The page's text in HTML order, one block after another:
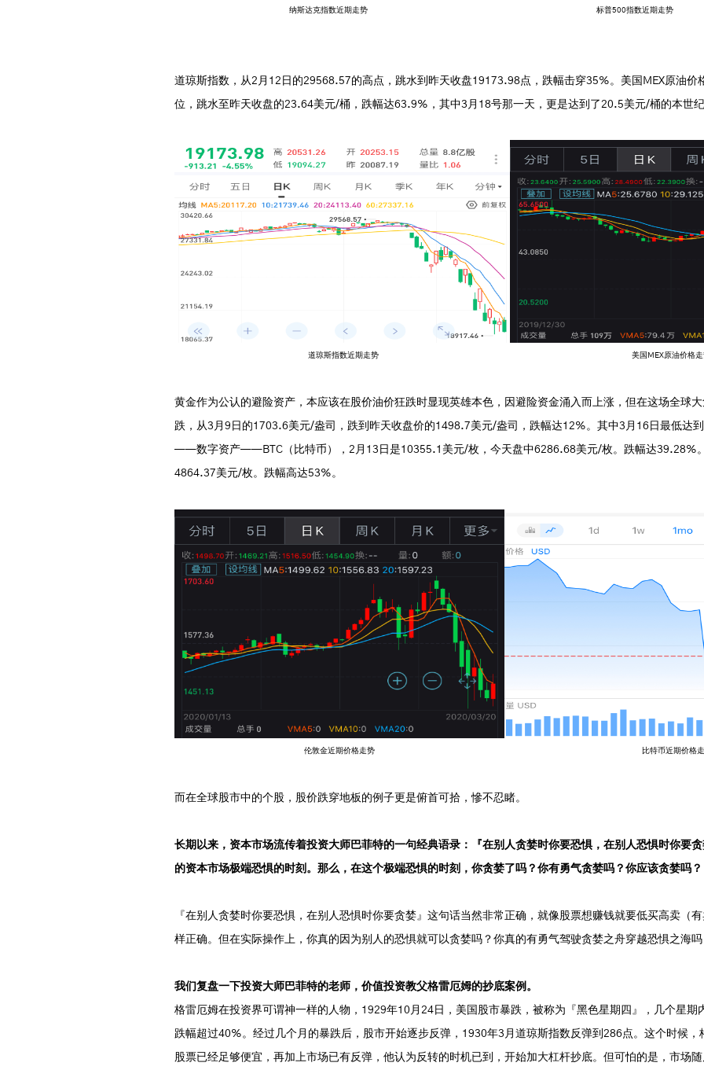
纳斯达克指数近期走势 标普500指数近期走势
道琼斯指数，从2月12日的29568.57的高点，跳水到昨天收盘19173.98点，跌幅击穿35%。美国MEX原油
位，跳水至昨天收盘的23.64美元/桶，跌幅达63.9%，其中3月18号那一天，更是达到了20.5美元/桶的本世
道琼斯指数近期走势 美国MEX原油价格走
黄金作为公认的避险资产，本应该在股价油价狂跌时显现英雄本色，因避险资金涌入而上涨，但在这场全球
跌，从3月9日的1703.6美元/盎司，跌到昨天收盘价的1498.7美元/盎司，跌幅达12%。其中3月16日最低达
——数字资产——BTC（比特币），2月13日是10355.1美元/枚，今天盘中6286.68美元/枚。跌幅达39.28%
4864.37美元/枚。跌幅高达53%。
伦敦金近期价格走势 比特币近期价格
而在全球股市中的个股，股价跌穿地板的例子更是俯首可拾，慘不忍睹。
长期以来，资本市场流传着投资大师巴菲特的一句经典语录：『在别人贪婪时你要恐惧，在别人恐惧时你要
的资本市场极端恐惧的时刻。那么，在这个极端恐惧的时刻，你贪婪了吗？你有勇气贪婪吗？你应该贪婪吗？
『在别人贪婪时你要恐惧，在别人恐惧时你要贪婪』这句话当然非常正确，就像股票想赚钱就要低买高卖（
样正确。但在实际操作上，你真的因为别人的恐惧就可以贪婪吗？你真的有勇气驾驶贪婪之舟穿越恐惧之海
我们复盘一下投资大师巴菲特的老师，价值投资教父格雷厄姆的抄底案例。
格雷厄姆在投资界可谓神一样的人物，1929年10月24日，美国股市暴跌，被称为『黑色星期四』，几个星
跌幅超过40%。经过几个月的暴跌后，股市开始逐步反弹，1930年3月道琼斯指数反弹到286点。这个时候
股票已经足够便宜，再加上市场已有反弹，他认为反转的时机已到，开始加大杠杆抄底。但可怕的是，市场